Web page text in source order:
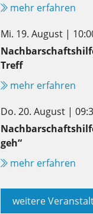
mehr erfahren
Mi. 19. August |
Treff
mehr erfahren
Do. 20. August |
geh“
mehr erfahren
weitere